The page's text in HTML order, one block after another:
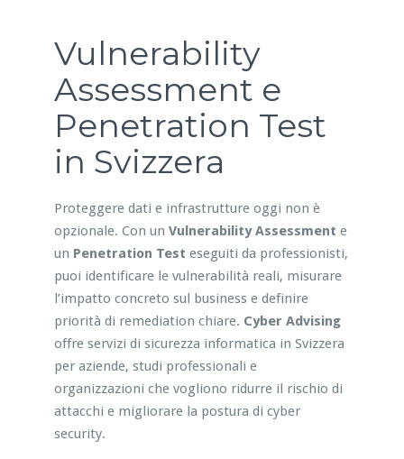
Vulnerability
Assessment e
Penetration Test
in Svizzera
Proteggere dati e infrastrutture oggi non è
opzionale. Con un Vulnerability Assessment e
un Penetration Test eseguiti da professionisti,
puoi identificare le vulnerabilità reali, misurare
l’impatto concreto sul business e definire
priorità di remediation chiare. Cyber Advising
offre servizi di sicurezza informatica in Svizzera
per aziende, studi professionali e
organizzazioni che vogliono ridurre il rischio di
attacchi e migliorare la postura di cyber
security.